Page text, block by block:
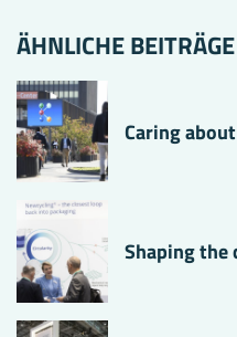
ÄHNLICHE BEITRÄGE
Caring
Shaping the